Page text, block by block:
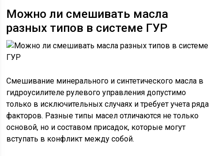
Можно ли смешивать масла
разных типов в системе ГУР
Смешивание минерального и синтетического масла в
гидроусилителе рулевого управления допустимо
только в исключительных случаях и требует учета ряда
факторов. Разные типы масел отличаются не только
основой, но и составом присадок, которые могут
вступать в конфликт между собой.